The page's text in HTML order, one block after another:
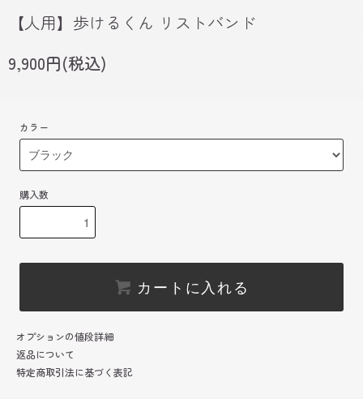
【人用】歩けるくん リストバンド
9,900円(税込)
カラー
購入数
カートに入れる
オプションの値段詳細
返品について
特定商取引法に基づく表記